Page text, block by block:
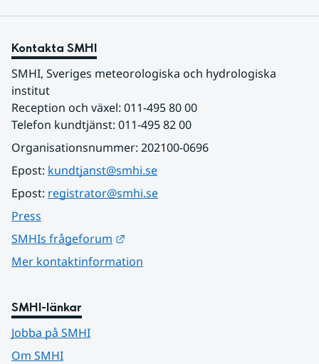
Kontakta SMHI
SMHI, Sveriges meteorologiska och hydrologiska
institut
Reception och växel: 011-495 80 00
Telefon kundtjänst: 011-495 82 00
Organisationsnummer: 202100-0696
Epost: kundtjanst@smhi.se
Epost: registrator@smhi.se
Press
SMHIs frågeforum
Mer kontaktinformation
SMHI-länkar
Jobba på SMHI
Om SMHI